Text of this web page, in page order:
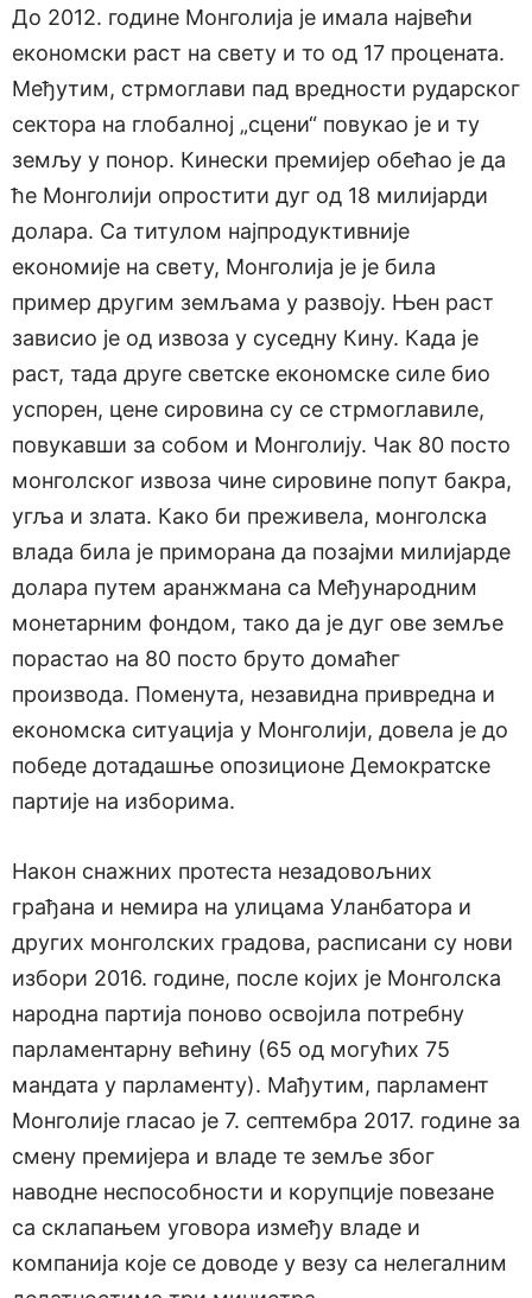
До 2012. године Монголија је имала највећи
економски раст на свету и то од 17 процената.
Међутим, стрмоглави пад вредности рударског
сектора на глобалној „сцени“ повукао је и ту
земљу у понор. Кинески премијер обећао је да
ће Монголији опростити дуг од 18 милијарди
долара. Са титулом најпродуктивније
економије на свету, Монголија је је била
пример другим земљама у развоју. Њен раст
зависио је од извоза у суседну Кину. Када је
раст, тада друге светске економске силе био
успорен, цене сировина су се стрмоглавиле,
повукавши за собом и Монголију. Чак 80 посто
монголског извоза чине сировине попут бакра,
угља и злата. Како би преживела, монголска
влада била је приморана да позајми милијарде
долара путем аранжмана са Међународним
монетарним фондом, тако да је дуг ове земље
порастао на 80 посто бруто домаћег
производа. Поменута, незавидна привредна и
економска ситуација у Монголији, довела је до
победе дотадашње опозиционе Демократске
партије на изборима.
Након снажних протеста незадовољних
грађана и немира на улицама Уланбатора и
других монголских градова, расписани су нови
избори 2016. године, после којих је Монголска
народна партија поново освојила потребну
парламентарну већину (65 од могућих 75
мандата у парламенту). Мађутим, парламент
Монголије гласао је 7. септембра 2017. године за
смену премијера и владе те земље због
наводне неспособности и корупције повезане
са склапањем уговора између владе и
компанија које се доводе у везу са нелегалним